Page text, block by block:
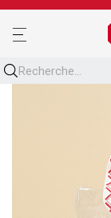
MENU